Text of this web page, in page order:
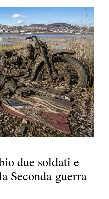
due soldati e
Seconda guerra